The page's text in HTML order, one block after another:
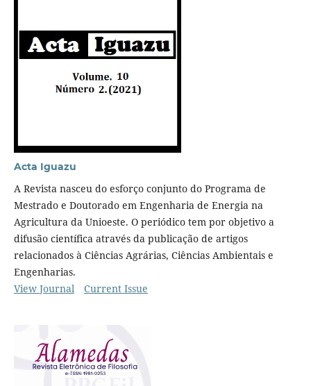
Acta Iguazu
A Revista nasceu do esforço conjunto do Programa de
Mestrado e Doutorado em Engenharia de Energia na
Agricultura da Unioeste. O periódico tem por objetivo a
difusão científica através da publicação de artigos
relacionados à Ciências Agrárias, Ciências Ambientais e
Engenharias.
View Journal
Current Issue